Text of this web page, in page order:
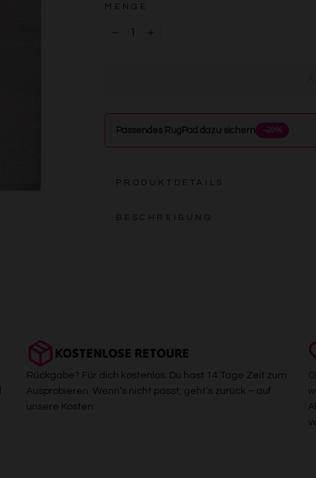
MENGE
Passendes RugPad dazu sichern −20%
PRODUKTDETAILS
BESCHREIBUNG
KOSTENLOSE RETOURE
Rückgabe? Für dich kostenlos. Du hast 14 Tage Zeit zum
Ausprobieren. Wenn’s nicht passt, geht’s zurück – auf
unsere Kosten.